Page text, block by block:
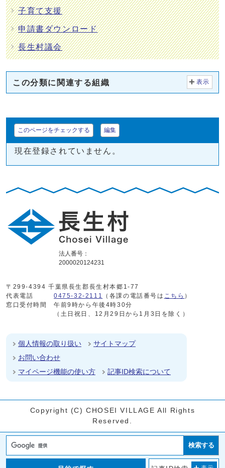
子育て支援
申請書ダウンロード
長生村議会
この分類に関連する組織 表示
このページをチェックする 編集
現在登録されていません。
法人番号：
2000020124231
〒299-4394 千葉県長生郡長生村本郷1-77
代表電話
0475-32-2111 （各課の電話番号は こちら ）
窓口受付時間
午前9時から午後4時30分
（土日祝日、12月29日から1月3日を除く）
個人情報の取り扱い
サイトマップ
お問い合わせ
マイページ機能の使い方
記事ID検索について
Copyright (C) CHOSEI VILLAGE All Rights
Reserved.
検索する